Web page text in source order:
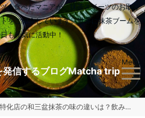
を食べたマニアが、抹茶スイーツのお取り
をご紹介しています。世界に抹茶ブームを
も元気に活動中！
発信するブログMatcha trip
Menu
【抹茶】スタバTEAVANA特化店の和三盆抹茶の味の違いは？飲み比べした【六本木】